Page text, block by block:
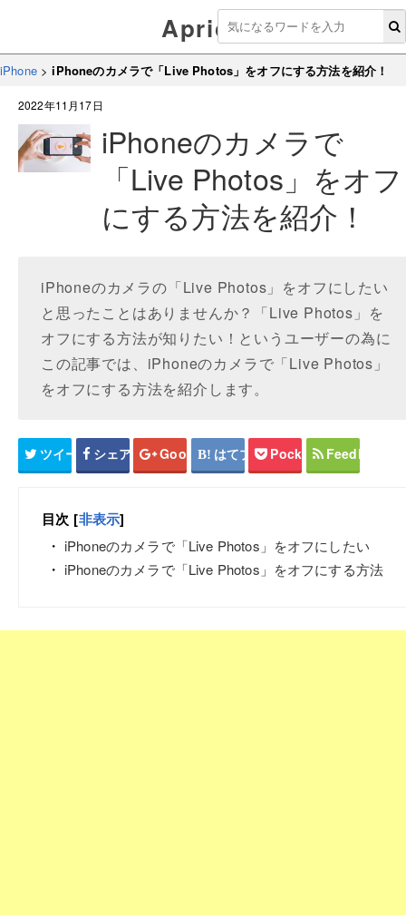
Aprico
iPhone>iPhoneのカメラで「Live Photos」をオフにする方法を紹介！
2022年11月17日
iPhoneのカメラで
「Live Photos」をオフ
にする方法を紹介！
iPhoneのカメラの「Live Photos」をオフにしたい
と思ったことはありませんか？「Live Photos」を
オフにする方法が知りたい！というユーザーの為に
この記事では、iPhoneのカメラで「Live Photos」
をオフにする方法を紹介します。
ツイート シェア Google+ はてブ Pocket Feedly
目次 [非表示]
iPhoneのカメラで「Live Photos」をオフにしたい
iPhoneのカメラで「Live Photos」をオフにする方法